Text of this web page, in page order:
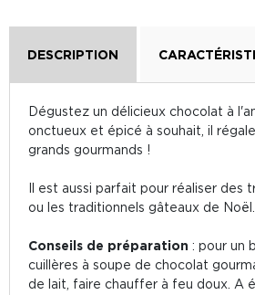
DESCRIPTION
Dégustez un délicieux chocolat à
onctueux et épicé à souhait, il
grands gourmands !
Il est aussi parfait pour réaliser des
ou les traditionnels gâteaux de Noël.
Conseils de préparation : pour un
cuillères à soupe de chocolat
de lait, faire chauffer à feu doux. A